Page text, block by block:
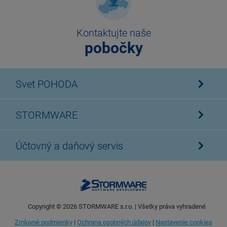
Kontaktujte naše
pobočky
Svet POHODA
STORMWARE
Účtovný a daňový servis
Copyright © 2026STORMWARE s.r.o. | Všetky práva vyhradené
Zmluvné podmienky | Ochrana osobných údajov | Nastavenie cookies